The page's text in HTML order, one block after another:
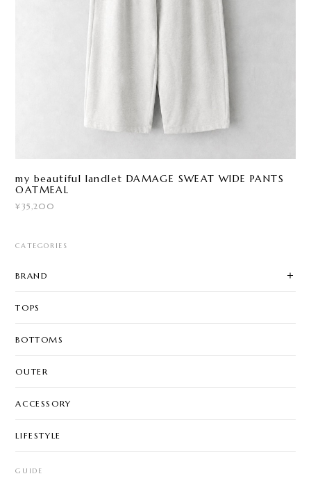
my beautiful landlet DAMAGE SWEAT WIDE PANTS
OATMEAL
¥35,200
CATEGORIES
BRAND
TOPS
BOTTOMS
OUTER
ACCESSORY
LIFESTYLE
GUIDE